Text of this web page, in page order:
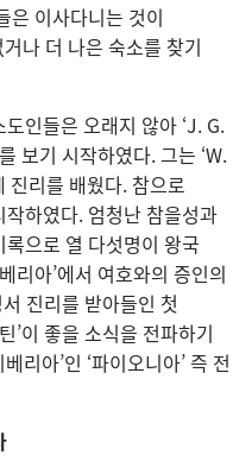
은 이사다니는 것이
나 더 나은 숙소를 찾기
인들은 오래지 않아 ‘J. G.
보기 시작하였다. 그는 ‘W.
진리를 배웠다. 참으로
하였다. 엄청난 참을성과
으로 열 다섯명이 왕국
리아’에서 여호와의 증인의
진리를 받아들인 첫
’이 좋을 소식을 전파하기
리아’인 ‘파이오니아’ 즉 전